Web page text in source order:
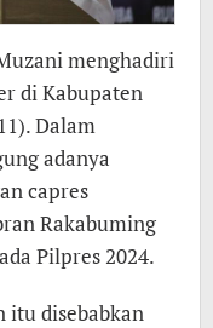
menghadiri
di Kabupaten
Dalam
adanya
capres
Rakabuming
Pilpres 2024.
itu disebabkan